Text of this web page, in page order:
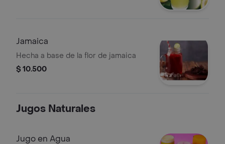
Jamaica
Hecha a base de la flor de jamaica
$ 10.500
Jugos Naturales
Jugo en Agua